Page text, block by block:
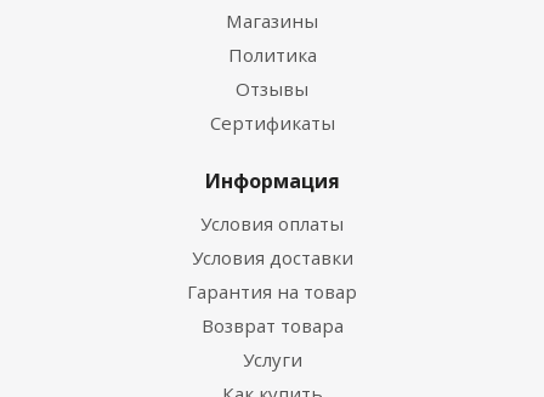
Магазины
Политика
Отзывы
Сертификаты
Информация
Условия оплаты
Условия доставки
Гарантия на товар
Возврат товара
Услуги